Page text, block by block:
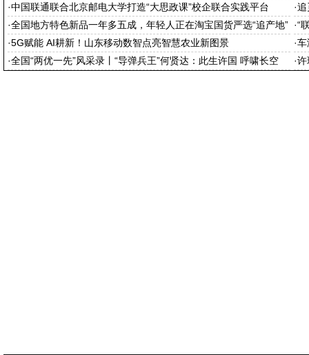
场”
·中国联通联合北京邮电大学打造“大思政课”校企联合实践平台 ·追
·全国地方特色新品一年多五成，年轻人正在淘宝国货严选“追产地” ·“
·5G赋能 AI耕新！山东移动数智点亮智慧农业新图景 ·车
·全国“两优一先”风采录丨“导弹兵王”何贤达：此生许国 呼啸长空 ·许